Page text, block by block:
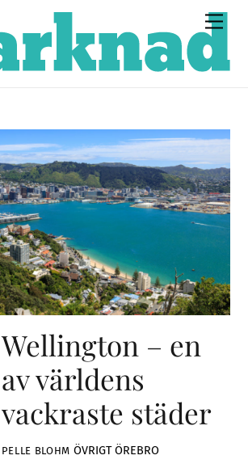
Wellington – en
av världens
vackraste städer
PELLE BLOHM ÖVRIGT ÖREBRO